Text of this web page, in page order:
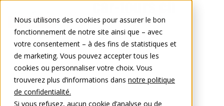
Nous utilisons des cookies pour assurer le bon
fonctionnement de notre site ainsi que – avec
votre consentement – à des fins de statistiques et
de marketing. Vous pouvez accepter tous les
cookies ou personnaliser votre choix. Vous
trouverez plus d’informations dans notre politique
de confidentialité.
Si vous refusez, aucun cookie d’analyse ou de
0848 00 77 88